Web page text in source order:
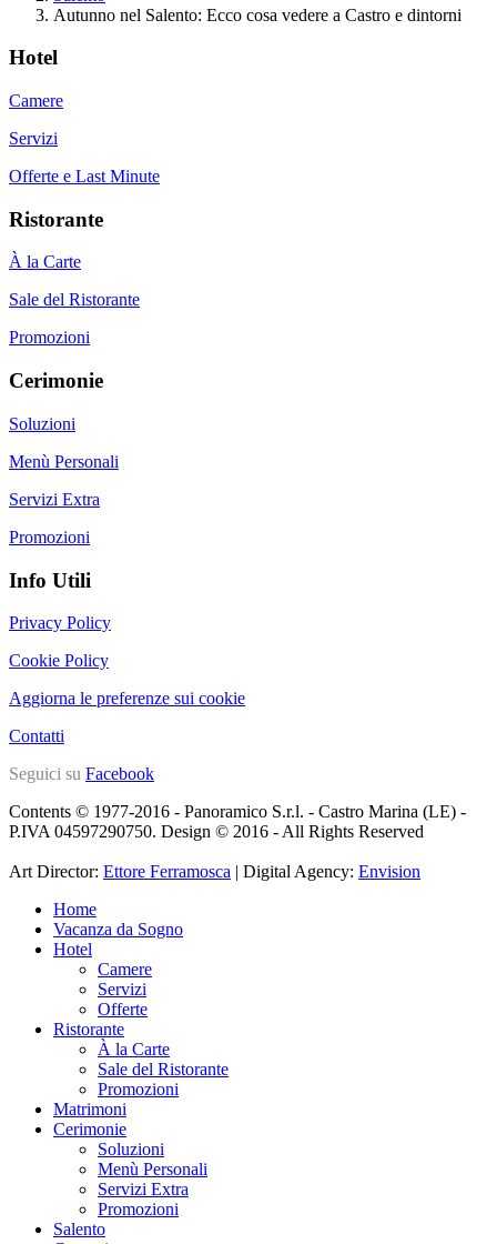
Autunno nel Salento: Ecco cosa vedere a Castro e dintorni
Hotel
Camere
Servizi
Offerte e Last Minute
Ristorante
À la Carte
Sale del Ristorante
Promozioni
Cerimonie
Soluzioni
Menù Personali
Servizi Extra
Promozioni
Info Utili
Privacy Policy
Cookie Policy
Aggiorna le preferenze sui cookie
Contatti
Seguici su Facebook
Contents © 1977-2016 - Panoramico S.r.l. - Castro Marina (LE) -
P.IVA 04597290750. Design © 2016 - All Rights Reserved
Art Director: Ettore Ferramosca | Digital Agency: Envision
Home
Vacanza da Sogno
Hotel
Camere
Servizi
Offerte
Ristorante
À la Carte
Sale del Ristorante
Promozioni
Matrimoni
Cerimonie
Soluzioni
Menù Personali
Servizi Extra
Promozioni
Salento